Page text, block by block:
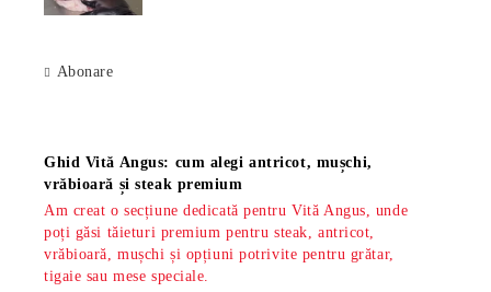
Abonare
Ghid Vită Angus: cum alegi antricot, mușchi,
vrăbioară și steak premium
Am creat o secțiune dedicată pentru Vită Angus, unde
poți găsi tăieturi premium pentru steak, antricot,
vrăbioară, mușchi și opțiuni potrivite pentru grătar,
tigaie sau mese speciale.